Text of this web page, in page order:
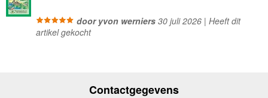
door yvon werniers30 juli 2026 | Heeft dit
artikel gekocht
Contactgegevens